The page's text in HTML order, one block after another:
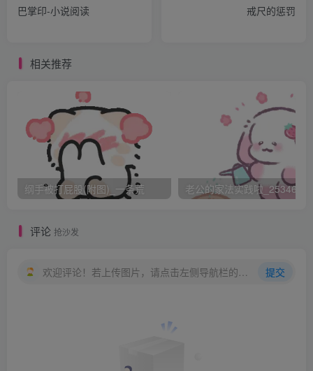
光裸的臀腿，承受板子责打，每一板，都脆响惊人，显然威
不痛，疼的眼泪直流，光屁股不顾羞耻，左右扭动，并且幅
“啪！”这一板，重重的抽在已经通红的左边屁股蛋。
“六十三！”“王上，臣妾挨了这些板子，光屁股已经通红，肿
了起来，受不住更多责打了，求求王上。。”她惨叫。
“啪！”然而，板子无情，另一边屁股蛋，也挨了一下。
“六十四！”旁边，有女官面无表情，报数之中。
子啦，受不住了~~~~~~。”妲己眼泪直流，大屁股一撅。
见，身后自己的大屁股，在板子责打下，高高耸起，不受控
“啊，啊，啊、、、、、”艳妃苏妲己，撅光屁股，扭着惨
巴掌印-小说阅读
戒尺的惩罚
相关推荐
纲手被打屁股(附图)_一条荒 老公的家法实践啦
评论 抢沙发
欢迎评论！若上传图片，请点击左侧导航栏的图床工具，获取图片链接。 提交